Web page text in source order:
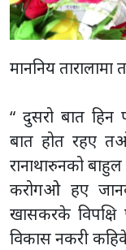
माननिय तारालामा
“ दुसरो बात हिन
बात होत रहए
रानाथारुनको
करोगओ हए
खासकरके
विकास नकरी